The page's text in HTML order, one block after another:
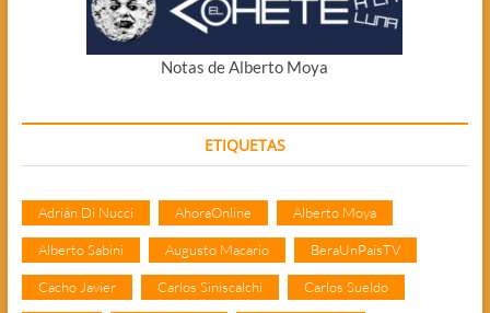
Notas de Alberto Moya
ETIQUETAS
Adrián Di Nucci AhoraOnline Alberto Moya
Alberto Sabini Augusto Macario BeraUnPaisTV
Cacho Javier Carlos Siniscalchi Carlos Sueldo